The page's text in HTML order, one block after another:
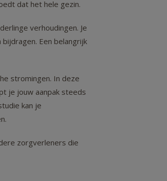
dat het hele gezin.
verhoudingen. Je
Een belangrijk
stromingen. In deze
je jouw aanpak steeds
kan je
zorgverleners die